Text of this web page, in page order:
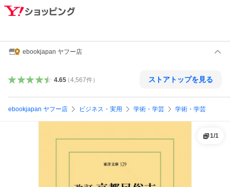
ebookjapan ヤフー店
4.65（4,567件） ストアトップを見る
ebookjapan ヤフー店 ビジネス・実用 学術・学芸 学術・学芸
1/1